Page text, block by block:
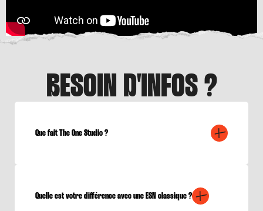
BESOIN D'INFOS ?
Que fait The One Studio ?
Quelle est votre différence avec une ESN classique ?